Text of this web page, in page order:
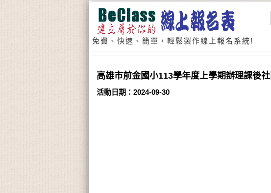
免費、快速、簡單，輕鬆製作線上報名系統!
高雄市前金國小113學年度上學期辦理課後
活動日期：2024-09-30